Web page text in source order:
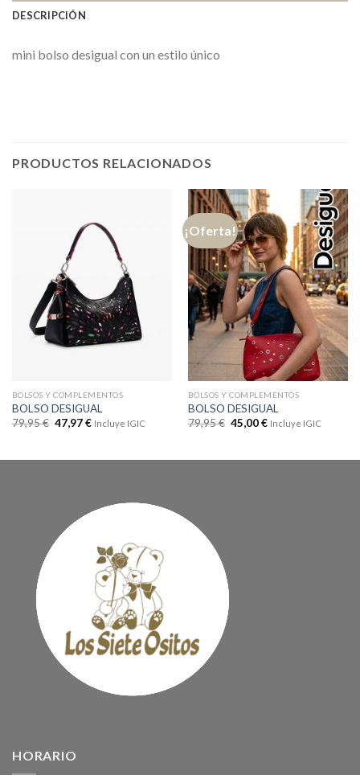
DESCRIPCIÓN
mini bolso desigual con un estilo único
PRODUCTOS RELACIONADOS
BOLSOS Y COMPLEMENTOS
BOLSO DESIGUAL
79,95€ 47,97€ Incluye IGIC
¡Oferta!
BOLSOS Y COMPLEMENTOS
BOLSO DESIGUAL
79,95€ 45,00€ Incluye IGIC
HORARIO